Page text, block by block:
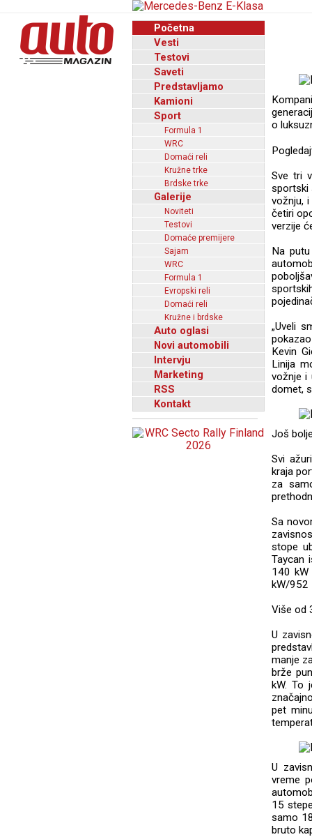
Početna
Vesti
Testovi
Saveti
Predstavljamo
Kamioni
Sport
Formula 1
WRC
Domaći reli
Kružne trke
Brdske trke
Galerije
Noviteti
Testovi
Domaće premijere
Sajam
WRC
Formula 1
Evropski reli
Domaći reli
Kružne i brdske
Auto oglasi
Novi automobili
Intervju
Marketing
RSS
Kontakt
o
Sve tri
sportski
vožnju,
četiri
verzije
Na
„Uveli
Kevin
Linija
vožnje i
domet,
Još
Svi
kraja
za
Sa
stope
Taycan
140 kW
kW/952
Više od
U
manje
brže
kW. To
pet
U
vreme
15
samo
bruto